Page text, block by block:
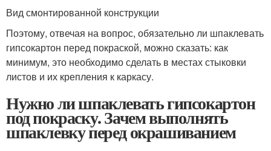
Вид смонтированной конструкции
Поэтому, отвечая на вопрос, обязательно ли шпаклевать
гипсокартон перед покраской, можно сказать: как
минимум, это необходимо сделать в местах стыковки
листов и их крепления к каркасу.
Нужно ли шпаклевать гипсокартон
под покраску. Зачем выполнять
шпаклевку перед окрашиванием